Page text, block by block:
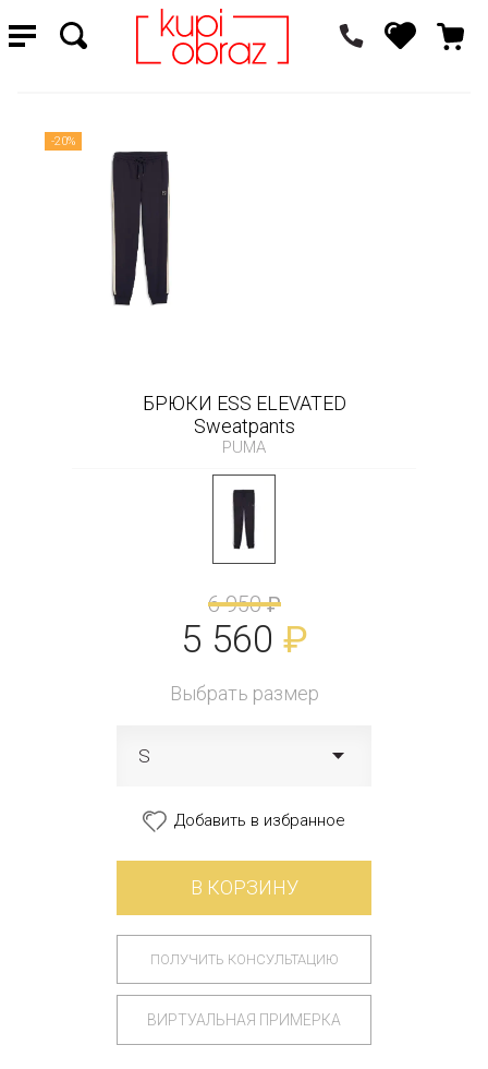
-20%
БРЮКИ ESS ELEVATED
Sweatpants
PUMA
6 950 ₽
5 560 ₽
Выбрать размер
S
Добавить в избранное
В КОРЗИНУ
ПОЛУЧИТЬ КОНСУЛЬТАЦИЮ
ВИРТУАЛЬНАЯ ПРИМЕРКА